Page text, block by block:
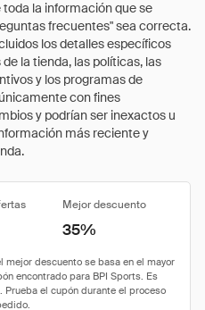
la información que se
frecuentes" sea correcta.
los detalles específicos
la tienda, las políticas, las
y los programas de
con fines
y podrían ser inexactos u
más reciente y
Mejor descuento
35%